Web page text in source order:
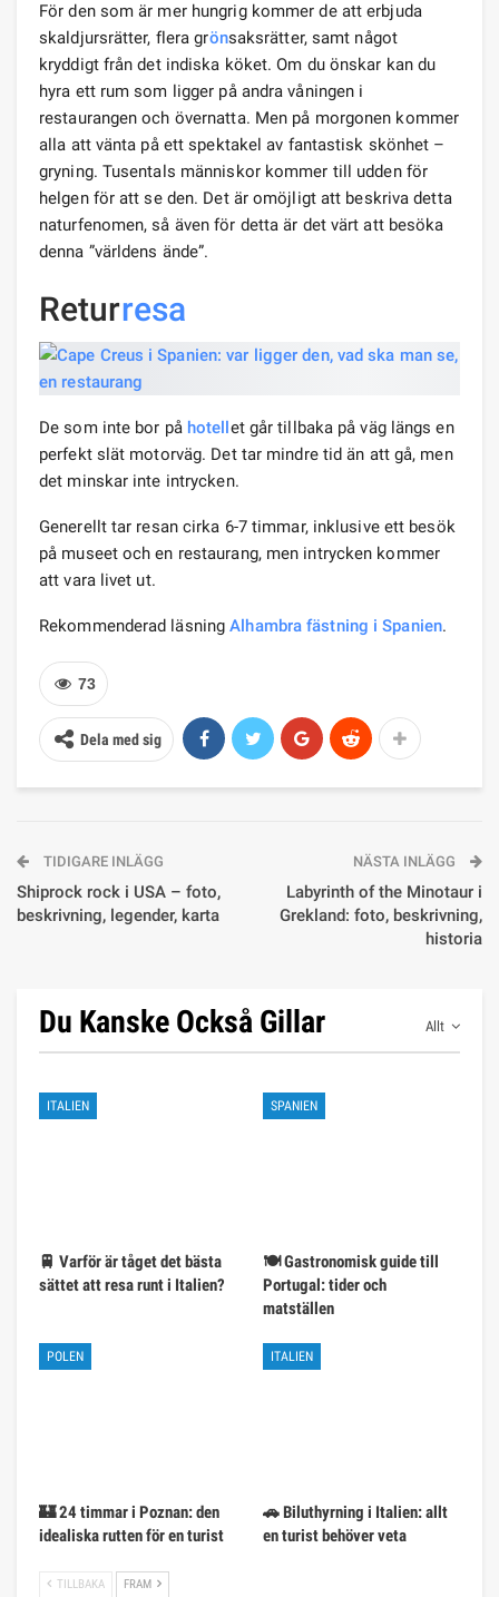
För den som är mer hungrig kommer de att erbjuda
skaldjursrätter, flera grönsaksrätter, samt något
kryddigt från det indiska köket. Om du önskar kan du
hyra ett rum som ligger på andra våningen i
restaurangen och övernatta. Men på morgonen kommer
alla att vänta på ett spektakel av fantastisk skönhet –
gryning. Tusentals människor kommer till udden för
helgen för att se den. Det är omöjligt att beskriva detta
naturfenomen, så även för detta är det värt att besöka
denna ”världens ände”.
Returresa
De som inte bor på hotellet går tillbaka på väg längs en
perfekt slät motorväg. Det tar mindre tid än att gå, men
det minskar inte intrycken.
Generellt tar resan cirka 6-7 timmar, inklusive ett besök
på museet och en restaurang, men intrycken kommer
att vara livet ut.
Rekommenderad läsningAlhambra fästning i Spanien.
73
Dela med sig
TIDIGARE INLÄGG
Shiprock rock i USA – foto,
beskrivning, legender, karta
NÄSTA INLÄGG
Labyrinth of the Minotaur i
Grekland: foto, beskrivning,
historia
Allt
Du Kanske Också Gillar
ITALIEN
🚆 Varför är tåget det bästa
sättet att resa runt i Italien?
SPANIEN
🍽️ Gastronomisk guide till
Portugal: tider och
matställen
POLEN
🏰 24 timmar i Poznan: den
idealiska rutten för en turist
ITALIEN
🚗 Biluthyrning i Italien: allt
en turist behöver veta
TILLBAKA FRAM